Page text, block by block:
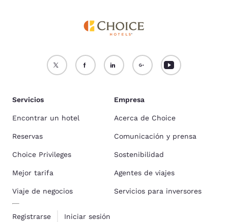
Servicios
Encontrar un hotel
Reservas
Choice Privileges
Mejor tarifa
Viaje de negocios
Registrarse Iniciar sesión
Empresa
Acerca de Choice
Comunicación y prensa
Sostenibilidad
Agentes de viajes
Servicios para inversores